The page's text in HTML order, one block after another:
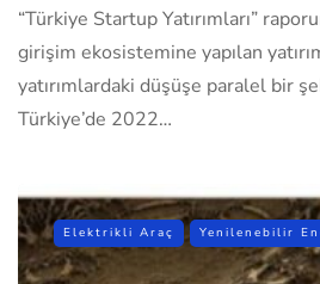
“Türkiye Startup Yatırımları”
girişim ekosistemine yapılan
yatırımlardaki düşüşe paralel bir
Türkiye’de 2022…
Elektrikli Araç Yenilenebilir